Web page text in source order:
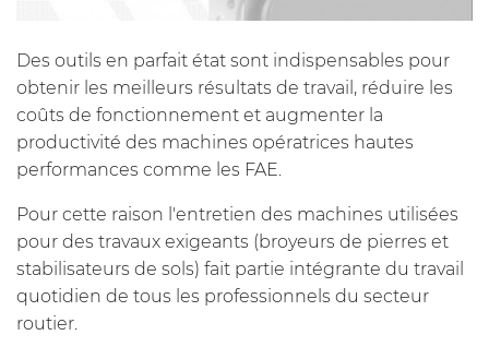
Des outils en parfait état sont indispensables pour
obtenir les meilleurs résultats de travail, réduire les
coûts de fonctionnement et augmenter la
productivité des machines opératrices hautes
performances comme les FAE.
Pour cette raison l'entretien des machines utilisées
pour des travaux exigeants (broyeurs de pierres et
stabilisateurs de sols) fait partie intégrante du travail
quotidien de tous les professionnels du secteur
routier.